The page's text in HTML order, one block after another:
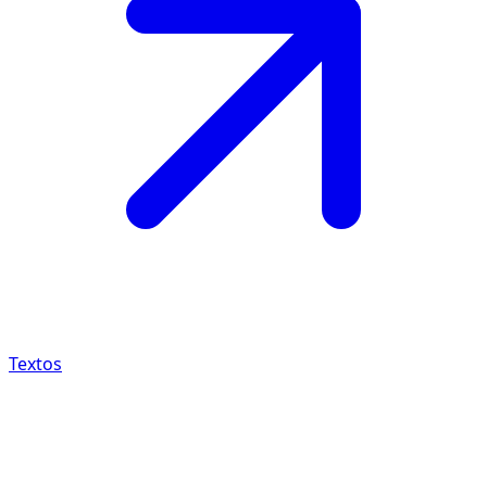
Textos